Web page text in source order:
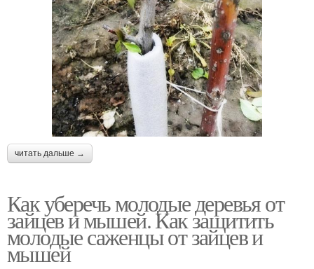
читать дальше →
Как уберечь молодые деревья от
зайцев и мышей. Как защитить
молодые саженцы от зайцев и
мышей